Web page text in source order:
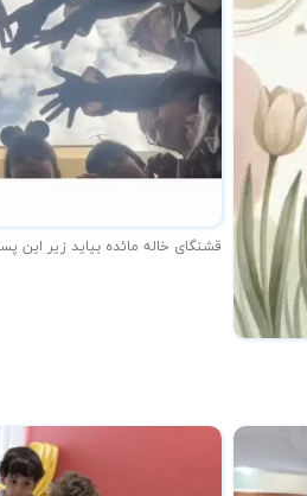
قشنگای خاله مائده بیاید زیر این